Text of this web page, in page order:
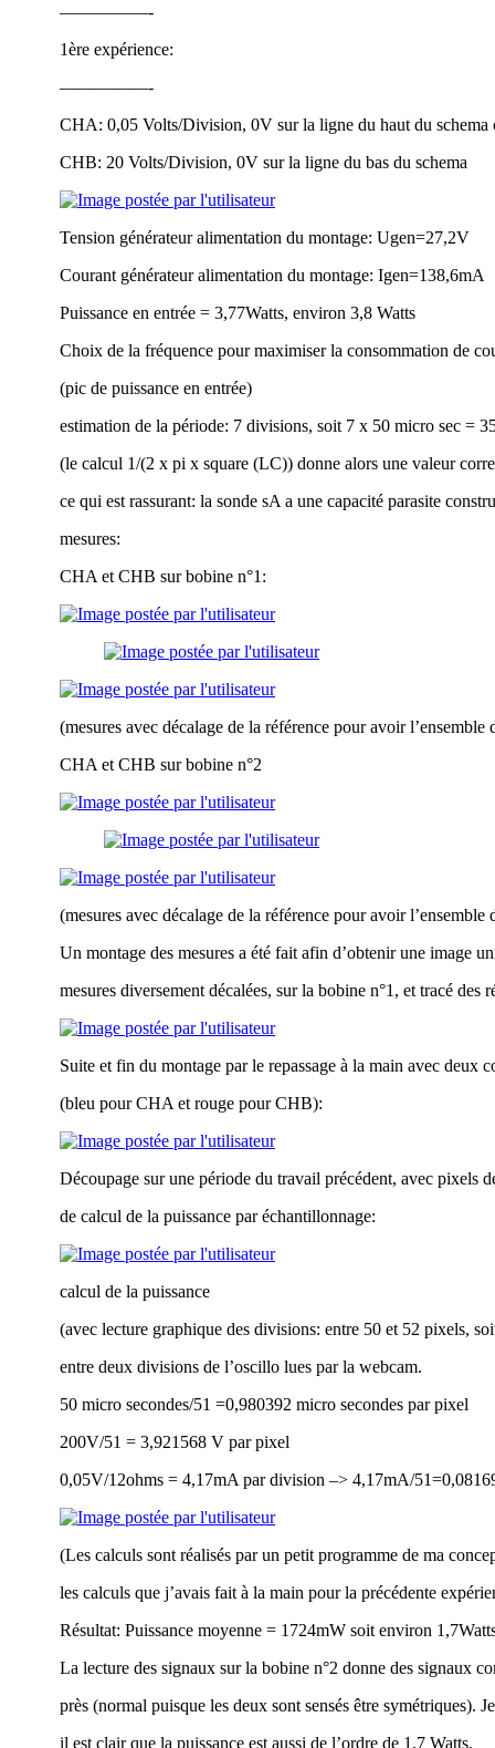
—————-
1ère expérience:
—————-
CHA: 0,05 Volts/Division, 0V sur la ligne du haut du schema
CHB: 20 Volts/Division, 0V sur la ligne du bas du schema
Tension générateur alimentation du montage: Ugen=27,2V
Courant générateur alimentation du montage: Igen=138,6mA
Puissance en entrée = 3,77Watts, environ 3,8 Watts
Choix de la fréquence pour maximiser la consommation de
(pic de puissance en entrée)
estimation de la période: 7 divisions, soit 7 x 50 micro sec =
(le calcul 1/(2 x pi x square (LC)) donne alors une valeur
ce qui est rassurant: la sonde sA a une capacité parasite
mesures:
CHA et CHB sur bobine n°1:
(mesures avec décalage de la référence pour avoir l’ensemble
CHA et CHB sur bobine n°2
(mesures avec décalage de la référence pour avoir l’ensemble
Un montage des mesures a été fait afin d’obtenir une image
mesures diversement décalées, sur la bobine n°1, et tracé des
Suite et fin du montage par le repassage à la main avec deux
(bleu pour CHA et rouge pour CHB):
Découpage sur une période du travail précédent, avec pixels
de calcul de la puissance par échantillonnage:
calcul de la puissance
(avec lecture graphique des divisions: entre 50 et 52 pixels,
entre deux divisions de l’oscillo lues par la webcam.
50 micro secondes/51 =0,980392 micro secondes par pixel
200V/51 = 3,921568 V par pixel
0,05V/12ohms = 4,17mA par division –> 4,17mA/
(Les calculs sont réalisés par un petit programme de ma
les calculs que j’avais fait à la main pour la précédente
Résultat: Puissance moyenne = 1724mW soit environ
La lecture des signaux sur la bobine n°2 donne des signaux
près (normal puisque les deux sont sensés être symétriques).
il est clair que la puissance est aussi de l’ordre de 1,7 Watts.